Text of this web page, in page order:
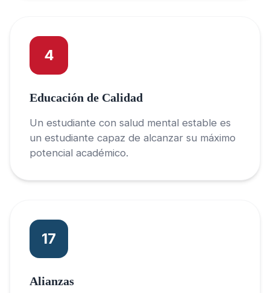
4
Educación de Calidad
Un estudiante con salud mental estable es
un estudiante capaz de alcanzar su máximo
potencial académico.
17
Alianzas